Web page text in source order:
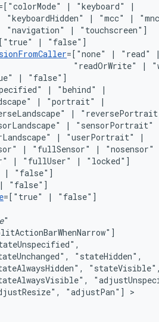
| "keyboard"
"keyboardHidden"
| "mcc" |
"navigation"
|
|
=["none" | "read" |
"readOrWrite"
|
|
| "behind"
| "portrait"
|
| "sensorPortrait"
| "userPortrait"
| "fullSensor" | "nosensor"
| "fullUser" |
|
|
=["true" |
"adjustPan"]
>